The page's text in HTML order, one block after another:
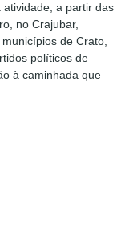
a partir das
no Crajubar,
de Crato,
políticos de
à caminhada que